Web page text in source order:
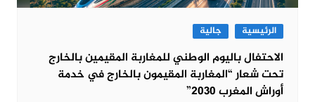
الرئيسية جالية
الاحتفال باليوم الوطني للمغاربة المقيمين بالخارج
تحت شعار “المغاربة المقيمون بالخارج في خدمة
أوراش المغرب 2030”